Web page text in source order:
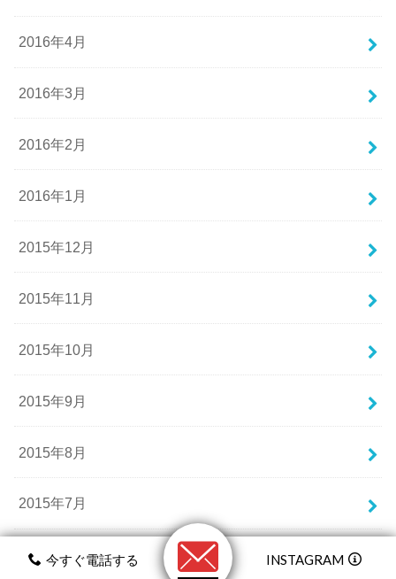
今すぐ電話する INSTAGRAM
2016年4月
2016年3月
2016年2月
2016年1月
2015年12月
2015年11月
2015年10月
2015年9月
2015年8月
2015年7月
2015年6月